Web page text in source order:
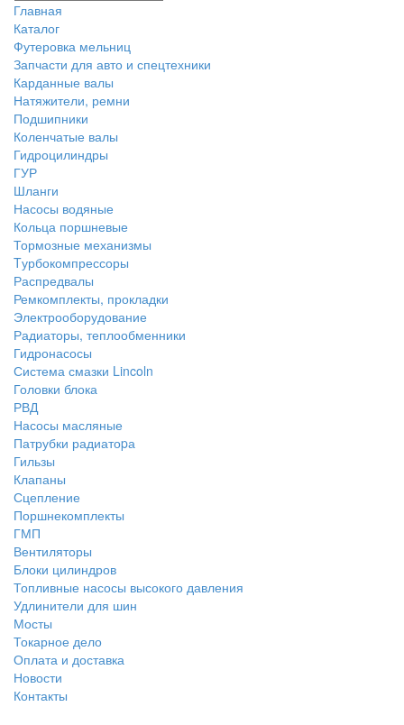
Главная
Каталог
Футеровка мельниц
Запчасти для авто и спецтехники
Карданные валы
Натяжители, ремни
Подшипники
Коленчатые валы
Гидроцилиндры
ГУР
Шланги
Насосы водяные
Кольца поршневые
Тормозные механизмы
Tурбокомпрессоры
Распредвалы
Ремкомплекты, прокладки
Электрооборудование
Радиаторы, теплообменники
Гидронасосы
Система смазки Lincoln
Головки блока
РВД
Насосы масляные
Патрубки радиатоpа
Гильзы
Клапаны
Сцепление
Поршнекомплекты
ГМП
Вентиляторы
Блоки цилиндров
Топливные насосы высокого давления
Удлинители для шин
Мосты
Токарное дело
Оплата и доставка
Новости
Контакты